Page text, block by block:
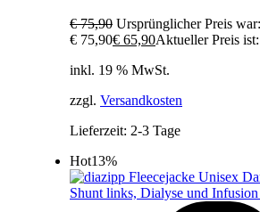
€75,90 Ursprünglicher Preis war:
€ 75,90€ 65,90Aktueller Preis
inkl. 19 % MwSt.
zzgl. Versandkosten
Lieferzeit: 2-3 Tage
Hot13%